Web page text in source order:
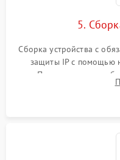
5.
Сборка устройства с
защиты IP с помощью
Программная
абсолютно черному телу